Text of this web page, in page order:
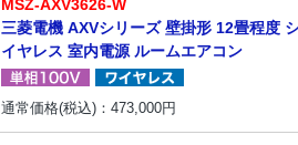
MSZ-AXV3626-W
三菱電機 AXVシリーズ 壁掛形 12畳程度
イヤレス 室内電源 ルームエアコン
通常価格(税込)： 473,000円